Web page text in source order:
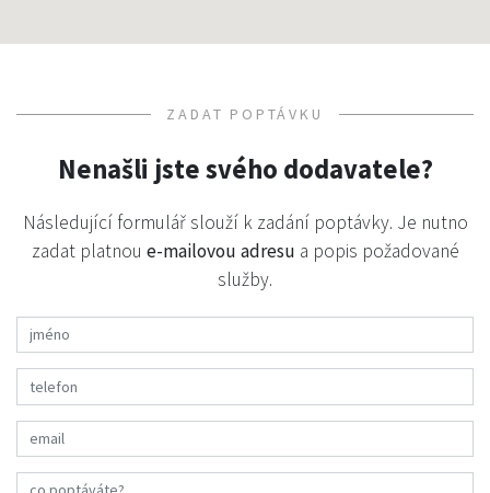
ZADAT POPTÁVKU
Nenašli jste svého dodavatele?
Následující formulář slouží k zadání poptávky. Je nutno
zadat platnou e-mailovou adresu a popis požadované
služby.
Jméno *
Telefon
Emailová adresa *
Text poptávky *